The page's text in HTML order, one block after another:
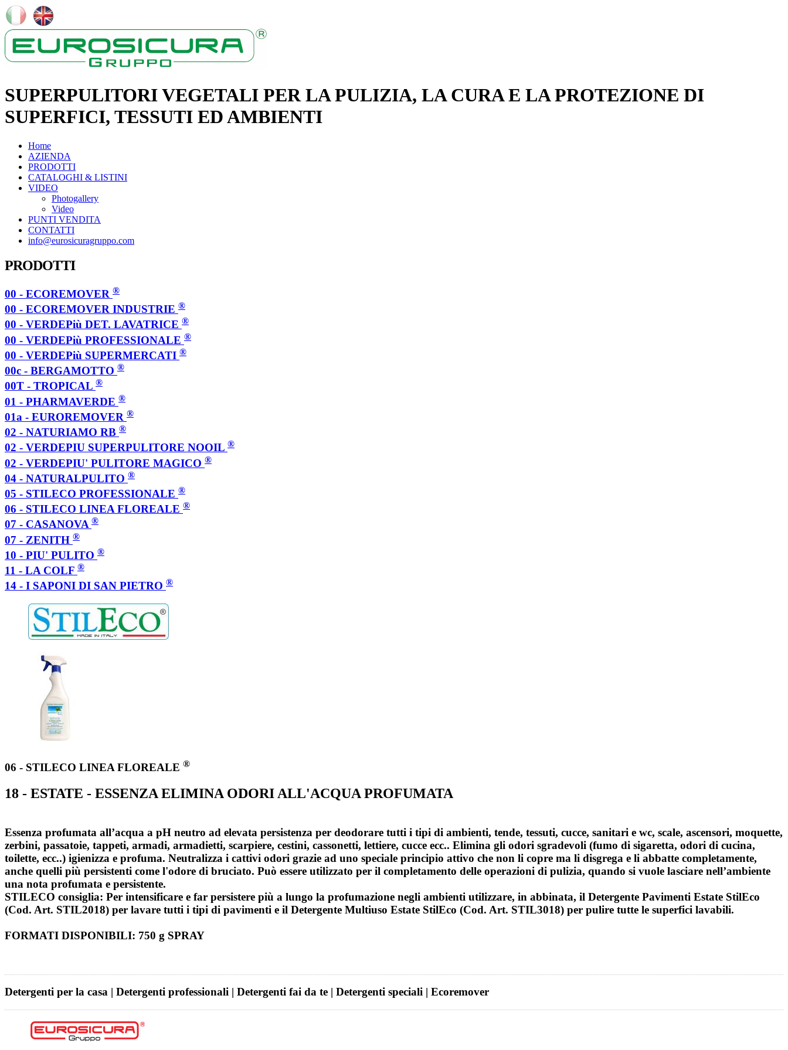
SUPERPULITORI VEGETALI PER LA PULIZIA, LA CURA E LA PROTEZIONE DI
SUPERFICI, TESSUTI ED AMBIENTI
Home
AZIENDA
PRODOTTI
CATALOGHI & LISTINI
VIDEO
Photogallery
Video
PUNTI VENDITA
CONTATTI
info@eurosicuragruppo.com
PRODOTTI
00 - ECOREMOVER ®
00 - ECOREMOVER INDUSTRIE ®
00 - VERDEPiù DET. LAVATRICE ®
00 - VERDEPiù PROFESSIONALE ®
00 - VERDEPiù SUPERMERCATI ®
00c - BERGAMOTTO ®
00T - TROPICAL ®
01 - PHARMAVERDE ®
01a - EUROREMOVER ®
02 - NATURIAMO RB ®
02 - VERDEPIU SUPERPULITORE NOOIL ®
02 - VERDEPIU' PULITORE MAGICO ®
04 - NATURALPULITO ®
05 - STILECO PROFESSIONALE ®
06 - STILECO LINEA FLOREALE ®
07 - CASANOVA ®
07 - ZENITH ®
10 - PIU' PULITO ®
11 - LA COLF ®
14 - I SAPONI DI SAN PIETRO ®
06 - STILECO LINEA FLOREALE ®
18 - ESTATE - ESSENZA ELIMINA ODORI ALL'ACQUA PROFUMATA
Essenza profumata all’acqua a pH neutro ad elevata persistenza per deodorare tutti i tipi di ambienti, tende, tessuti, cucce, sanitari e wc, scale, ascensori, moquette,
zerbini, passatoie, tappeti, armadi, armadietti, scarpiere, cestini, cassonetti, lettiere, cucce ecc.. Elimina gli odori sgradevoli (fumo di sigaretta, odori di cucina,
toilette, ecc..) igienizza e profuma. Neutralizza i cattivi odori grazie ad uno speciale principio attivo che non li copre ma li disgrega e li abbatte completamente,
anche quelli più persistenti come l'odore di bruciato. Può essere utilizzato per il completamento delle operazioni di pulizia, quando si vuole lasciare nell’ambiente
una nota profumata e persistente.
STILECO consiglia: Per intensificare e far persistere più a lungo la profumazione negli ambienti utilizzare, in abbinata, il Detergente Pavimenti Estate StilEco
(Cod. Art. STIL2018) per lavare tutti i tipi di pavimenti e il Detergente Multiuso Estate StilEco (Cod. Art. STIL3018) per pulire tutte le superfici lavabili.
FORMATI DISPONIBILI: 750 g SPRAY
Detergenti per la casa | Detergenti professionali | Detergenti fai da te | Detergenti speciali | Ecoremover